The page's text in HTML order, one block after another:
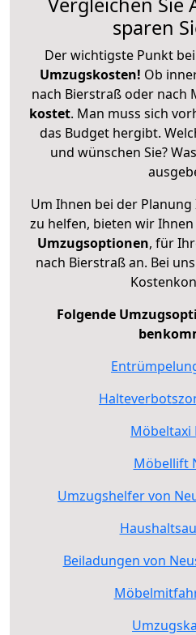
sparen
Der wichtigste Punkt
Umzugskosten! Ob
nach Bierstraß oder nach
kostet. Man muss sich
das Budget hergibt.
und wünschen Sie?
Um Ihnen bei der
zu helfen, bieten wir
Umzugsoptionen, für
nach Bierstraß an. Bei
Folgende
Möbeltaxi
Möbellift
Umzugshelfer von
Beiladungen von